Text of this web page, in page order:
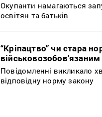
Окупанти намагаються
освітян та батьків
“Кріпацтво” чи стара
Повідомленні викликало
відповідну норму закону